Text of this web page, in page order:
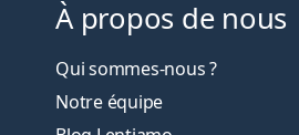
À propos de nous
Qui sommes-nous ?
Notre équipe